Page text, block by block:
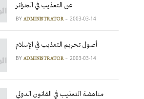
عن التعذيب في الجزائر
BY ADMINISTRATOR 2003-03-14
أصول تحريم التعذيب في الإسلام
BY ADMINISTRATOR 2003-03-14
مناهضة التعذيب في القانون الدولي